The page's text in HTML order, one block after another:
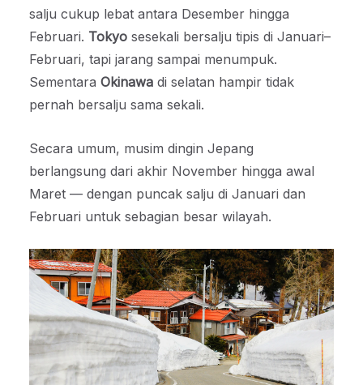
salju cukup lebat antara Desember hingga
Februari. Tokyo sesekali bersalju tipis di Januari–
Februari, tapi jarang sampai menumpuk.
Sementara Okinawa di selatan hampir tidak
pernah bersalju sama sekali.
Secara umum, musim dingin Jepang
berlangsung dari akhir November hingga awal
Maret — dengan puncak salju di Januari dan
Februari untuk sebagian besar wilayah.